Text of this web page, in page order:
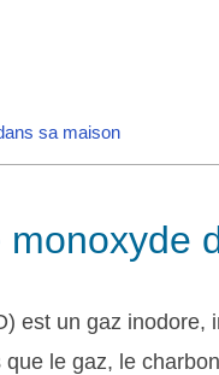
sa maison
monoxyde
est un gaz inodore,
le gaz, le